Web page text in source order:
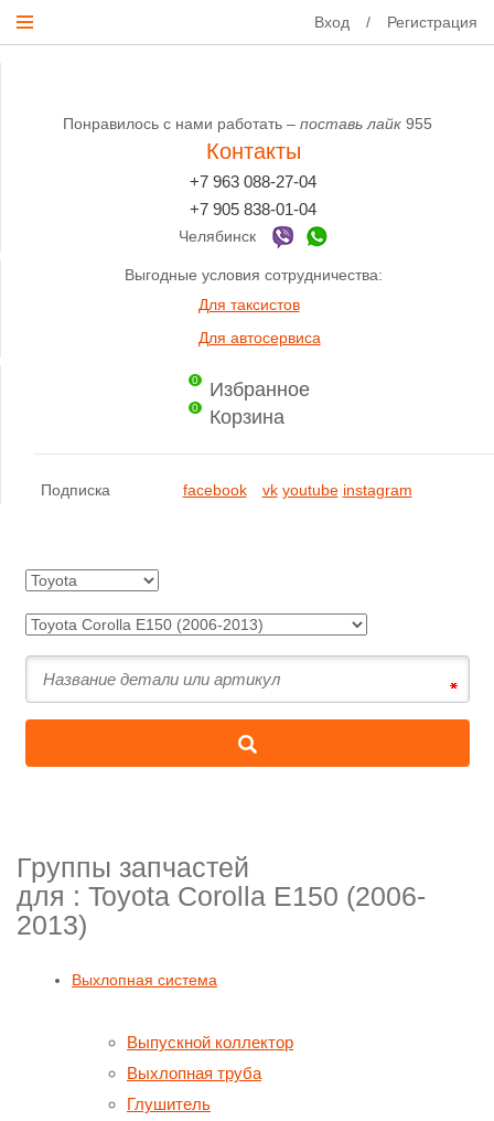
Вход / Регистрация
Понравилось с нами работать – поставь лайк 955
Контакты
+7 963 088-27-04
+7 905 838-01-04
Челябинск
Выгодные условия сотрудничества:
Для таксистов
Для автосервиса
0 Избранное
0 Корзина
Подписка facebook vk youtube instagram
Группы запчастей
для : Toyota Corolla E150 (2006-
2013)
Выхлопная система
Выпускной коллектор
Выхлопная труба
Глушитель